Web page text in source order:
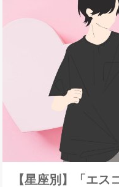
【星座別】「エス